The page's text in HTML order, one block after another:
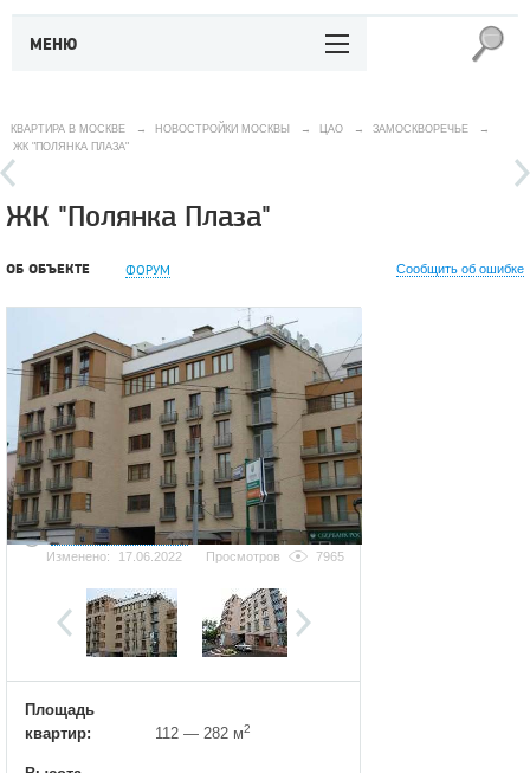
МЕНЮ
КВАРТИРА В МОСКВЕ → НОВОСТРОЙКИ МОСКВЫ → ЦАО → ЗАМОСКВОРЕЧЬЕ
→
ЖК "ПОЛЯНКА ПЛАЗА"
ЖК "Полянка Плаза"
ОБ ОБЪЕКТЕ ФОРУМ Сообщить об ошибке
Добавить фотографию
Изменено:
17.06.2022 Просмотров 7965
Площадь
квартир:
112 — 282 м2